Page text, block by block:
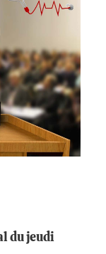
du jeudi